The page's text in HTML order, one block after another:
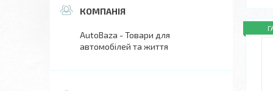
AutoBaza - Товари для
автомобілей та життя